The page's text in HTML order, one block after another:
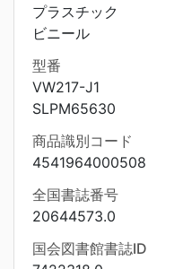
プラスチック
ビニール
型番
VW217-J1
SLPM65630
商品識別コード
4541964000508
全国書誌番号
20644573.0
国会図書館書誌ID